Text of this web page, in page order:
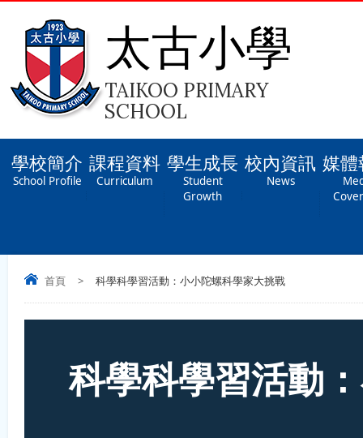
太古小學
TAIKOO PRIMARY
SCHOOL
學校簡介
School Profile
課程資料
Curriculum
學生成長
Student
Growth
校內資訊
News
媒
首頁 > 科學科學習活動：小小陀螺科學家大挑戰
科學科學習活動